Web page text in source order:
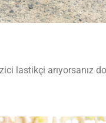
lastikçi arıyorsanız